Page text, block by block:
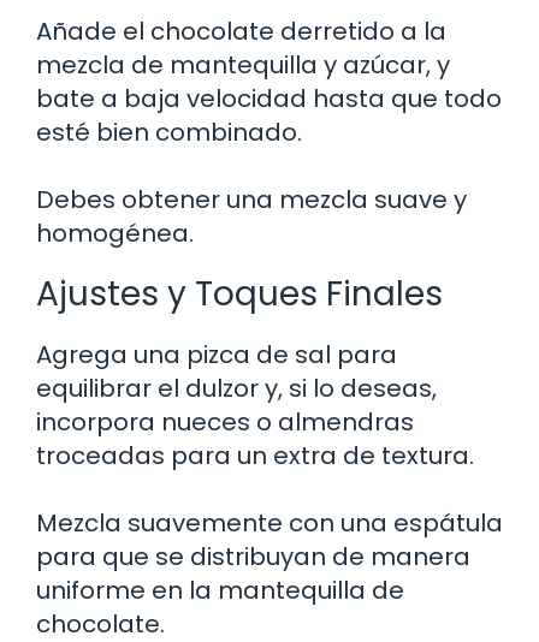
Añade el chocolate derretido a la
mezcla de mantequilla y azúcar, y
bate a baja velocidad hasta que todo
esté bien combinado.
Debes obtener una mezcla suave y
homogénea.
Ajustes y Toques Finales
Agrega una pizca de sal para
equilibrar el dulzor y, si lo deseas,
incorpora nueces o almendras
troceadas para un extra de textura.
Mezcla suavemente con una espátula
para que se distribuyan de manera
uniforme en la mantequilla de
chocolate.